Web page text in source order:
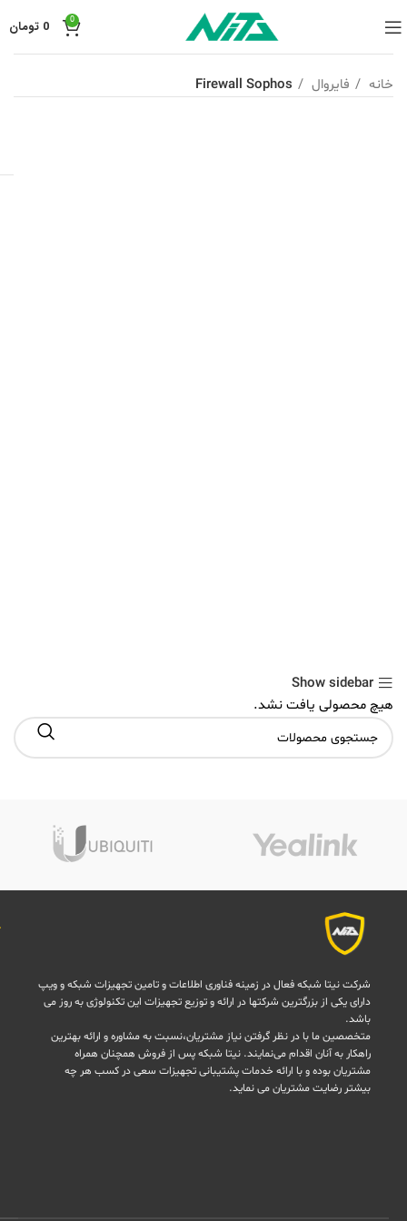
0
0 تومان
خانه فایروال Firewall Sophos
Show sidebar
هیچ محصولی یافت نشد.
شرکت نیتا شبکه فعال در زمینه فناوری اطلاعات و تامین تجهیزات شبکه و ویپ
دارای یکی از بزرگترین شرکتها در ارائه و توزیع تجهیزات این تکنولوژی به روز می
باشد.
متخصصین ما با در نظر گرفتن نیاز مشتریان،نسبت به مشاوره و ارائه بهترین
راهکار به آنان اقدام می‌نمایند. نیتا شبکه پس از فروش همچنان همراه
مشتریان بوده و با ارائه خدمات پشتیبانی تجهیزات سعی در کسب هر چه
بیشتر رضایت مشتریان می نماید.